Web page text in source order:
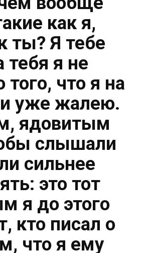
как я,
ты? Я тебе
тебя я не
что я на
уже жалею.
ядовитым
слышали
сильнее
это тот
я до этого
кто писал о
что я ему